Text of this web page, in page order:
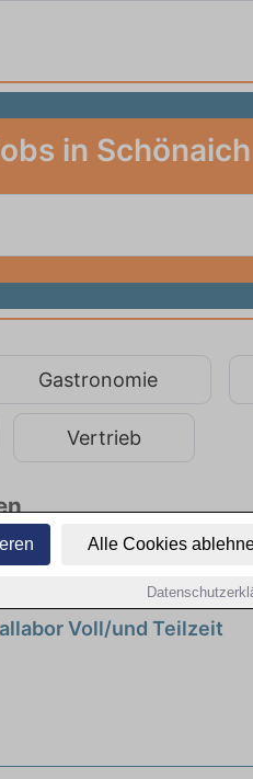
Alle Cookies
in Schönaich
Gastronomie
Vertrieb
Voll/und Teilzeit